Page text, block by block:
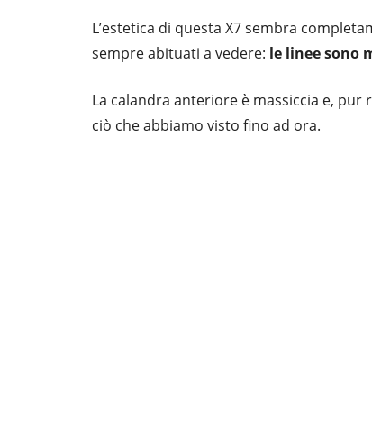
L’estetica di questa X7 sembra
sempre abituati a vedere: le linee sono
La calandra anteriore è massiccia e, pur
ciò che abbiamo visto fino ad ora.